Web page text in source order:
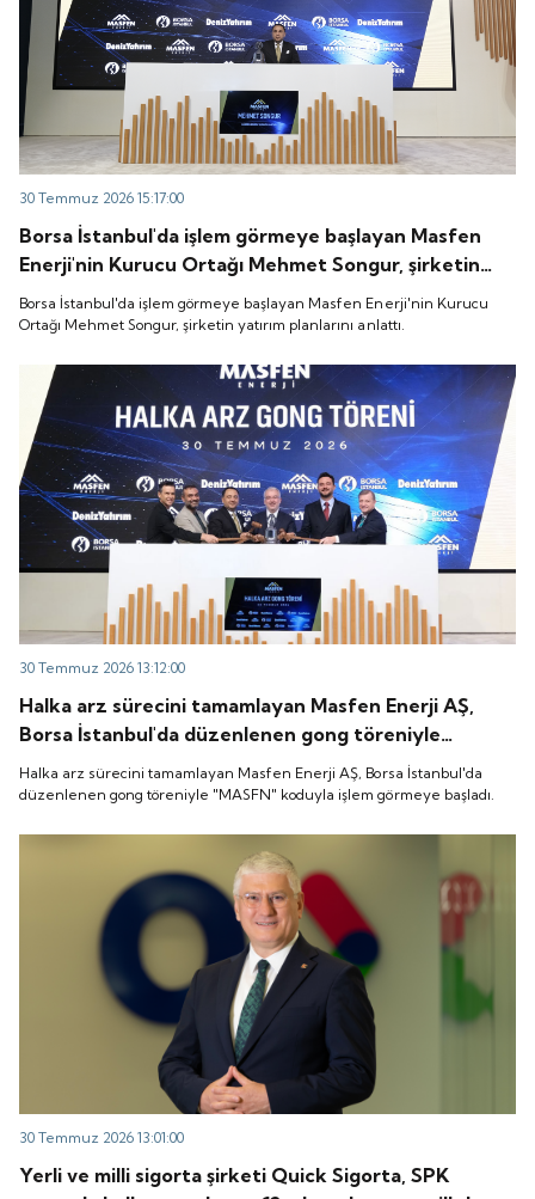
30 Temmuz 2026 15:17:00
Borsa İstanbul'da işlem görmeye başlayan Masfen
Enerji'nin Kurucu Ortağı Mehmet Songur, şirketin
yatırım planlarını anlattı.
Borsa İstanbul'da işlem görmeye başlayan Masfen Enerji'nin Kurucu
Ortağı Mehmet Songur, şirketin yatırım planlarını anlattı.
30 Temmuz 2026 13:12:00
Halka arz sürecini tamamlayan Masfen Enerji AŞ,
Borsa İstanbul'da düzenlenen gong töreniyle
"MASFN" koduyla işlem görmeye başladı.
Halka arz sürecini tamamlayan Masfen Enerji AŞ, Borsa İstanbul'da
düzenlenen gong töreniyle "MASFN" koduyla işlem görmeye başladı.
30 Temmuz 2026 13:01:00
Yerli ve milli sigorta şirketi Quick Sigorta, SPK